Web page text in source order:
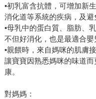
•初乳富含抗體，可增加新
消化道等系統的疾病，及避
•母乳中的蛋白質、脂肪、
不但好消化，也是最適合嬰
•親餵時，來自媽咪的肌膚
讓寶寶因熟悉媽咪的味道
康。
對媽媽：